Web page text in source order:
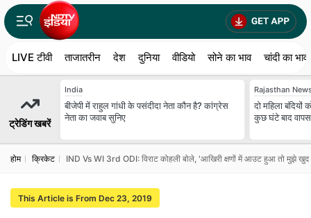
LIVE टीवी ताजातरीन देश दुनिया वीडियो सोने का भाव चांदी का भाव
ट्रेडिंग खबरें
India
बीजेपी में राहुल गांधी के पसंदीदा नेता कौन है? कांग्रेस
नेता का जवाब सुनिए
Rajasthan
दो मह‍िला
कुछ घंटे बाद
होम क्रिकेट IND Vs WI 3rd ODI: व‍िराट कोहली बोले, 'आख‍िरी क्षणों में आउट हुआ तो मुझे खुद
This Article is From Dec 23, 2019